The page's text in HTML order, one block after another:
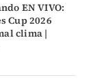
EN VIVO:
Cup 2026
clima |